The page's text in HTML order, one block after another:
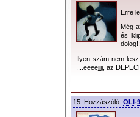
Erre
Még
és
Ilyen szám nem
....eeeejjjj, az
15. Hozzászóló: OLI-